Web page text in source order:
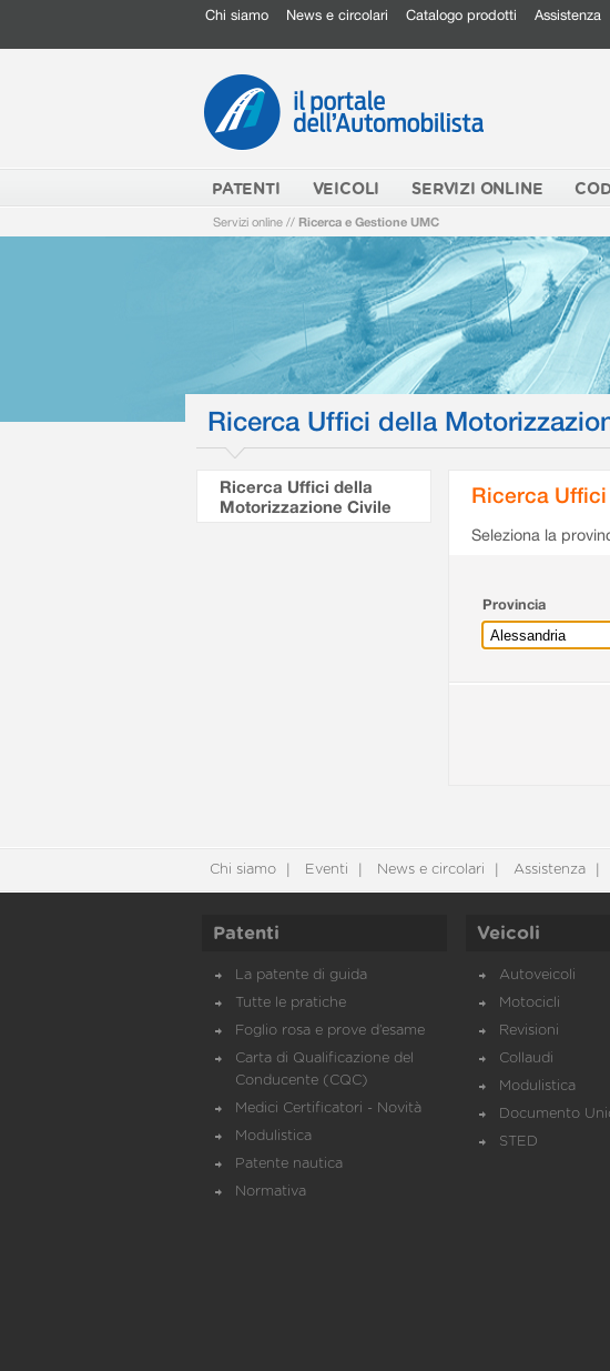
Chi siamo News e circolari Catalogo prodotti Assistenza
PATENTI VEICOLI SERVIZI ONLINE
Servizi online // Ricerca e Gestione UMC
Ricerca Uffici della
Ricerca Uffici della
Motorizzazione Civile
Ricerca
Seleziona la
Provincia
Chi siamo Eventi News e circolari Assistenza
Patenti
La patente di guida
Tutte le pratiche
Foglio rosa e prove d’esame
Carta di Qualificazione del
Conducente (CQC)
Medici Certificatori - Novità
Modulistica
Patente nautica
Normativa
Veicoli
Autoveicoli
Motocicli
Revisioni
Collaudi
Modulistica
Documento
STED